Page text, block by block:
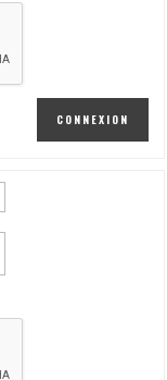
CONNEXION